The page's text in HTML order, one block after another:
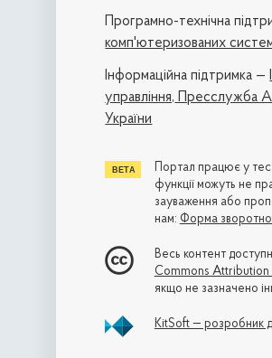
Програмно-технічна
комп'ютеризованих
Iнформаційна підтримка —
управління, Пресслужба
України
Портал працює у
функції можуть не
зауваження або
нам: Форма
Весь контент
Commons Attribution
якщо не зазначено
KitSoft — розробник